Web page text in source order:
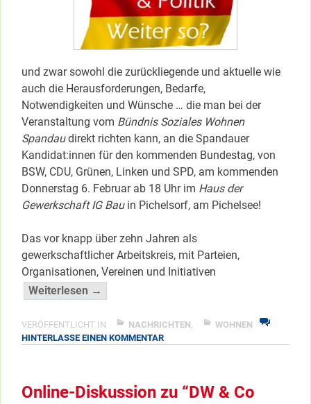
und zwar sowohl die zurückliegende und aktuelle wie
auch die Herausforderungen, Bedarfe,
Notwendigkeiten und Wünsche … die man bei der
Veranstaltung vom Bündnis Soziales Wohnen
Spandaudirekt richten kann, an die Spandauer
Kandidat:innen für den kommenden Bundestag, von
BSW, CDU, Grünen, Linken und SPD, am kommenden
Donnerstag 6. Februar ab 18 Uhr im Haus der
Gewerkschaft IG Bauin Pichelsorf, am Pichelsee!
Das vor knapp über zehn Jahren als
gewerkschaftlicher Arbeitskreis, mit Parteien,
Organisationen, Vereinen und Initiativen
Weiterlesen →
die
Wohnungs-
…”
VERÖFFENTLICHT IN NACHRICHTEN
WOHNEN
HINTERLASSE EINEN KOMMENTARZU
WOHNUNGS-
Online-Diskussion zu “DW & Co